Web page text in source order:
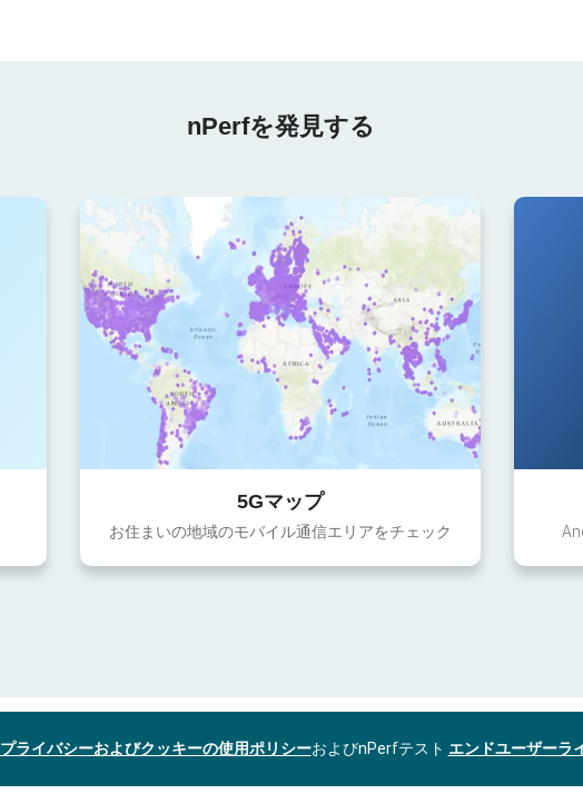
nPerfを発見する
5Gマップ
お住まいの地域のモバイル通信エリアをチェック
プライバシーおよびクッキーの使用ポリシーおよびnPerfテスト エンドユーザーラ